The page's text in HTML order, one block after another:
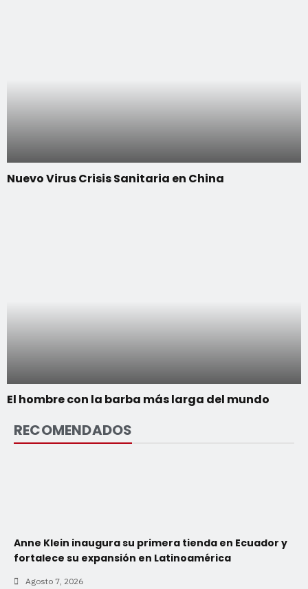
Nuevo Virus Crisis Sanitaria en China
El hombre con la barba más larga del mundo
RECOMENDADOS
Anne Klein inaugura su primera tienda en Ecuador y
fortalece su expansión en Latinoamérica
Agosto 7, 2026